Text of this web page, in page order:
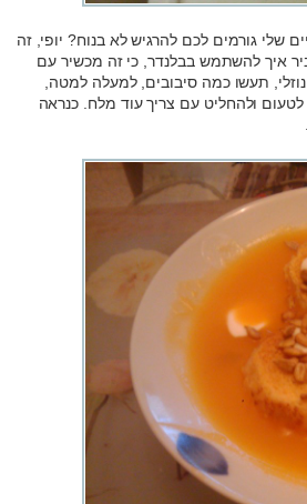
שלי גורמים לכם להרגיש לא בנוח? יופי, זה
איך להשתמש בבלנדר, כי זה מכשיר עם
תעשו כמה סיבובים, למעלה למטה,
ולהחליט עם צריך עוד מלח. כנראה